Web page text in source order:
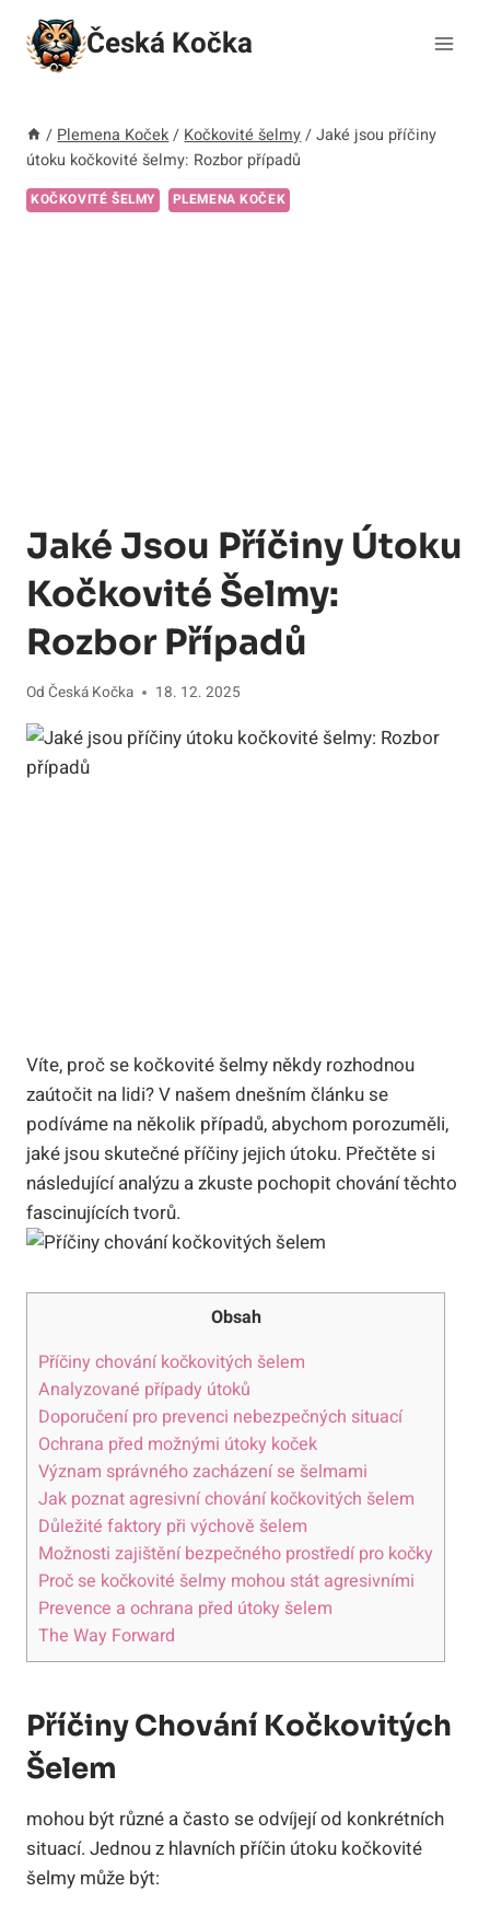
Přeskočit
obsah
Česká Kočka
/ Plemena Koček / Kočkovité šelmy / Jaké jsou příčiny
útoku kočkovité šelmy: Rozbor případů
KOČKOVITÉ ŠELMY PLEMENA KOČEK
Jaké Jsou Příčiny Útoku
Kočkovité Šelmy:
Rozbor Případů
Od Česká Kočka 18. 12. 2025
Víte, proč se kočkovité šelmy někdy rozhodnou
zaútočit na lidi? V našem dnešním článku se
podíváme na několik případů, abychom porozuměli,
jaké jsou skutečné příčiny jejich útoku. Přečtěte si
následující analýzu a zkuste pochopit chování těchto
fascinujících tvorů.
Obsah
Příčiny chování kočkovitých šelem
Analyzované případy útoků
Doporučení pro prevenci nebezpečných situací
Ochrana před možnými útoky koček
Význam správného zacházení se šelmami
Jak poznat agresivní chování kočkovitých šelem
Důležité faktory při výchově šelem
Možnosti zajištění bezpečného prostředí pro kočky
Proč se kočkovité šelmy mohou stát agresivními
Prevence a ochrana před útoky šelem
The Way Forward
Příčiny Chování Kočkovitých
Šelem
mohou být různé a často se odvíjejí od konkrétních
situací. Jednou z hlavních příčin útoku kočkovité
šelmy může být: